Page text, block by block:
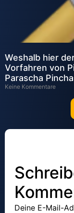
Weshalb hier
Vorfahren von
Parascha
Keine Kommentare
Deine E-Mail-